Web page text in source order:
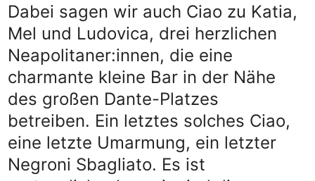
Dabei sagen wir auch Ciao zu Katia,
Mel und Ludovica, drei herzlichen
Neapolitaner:innen, die eine
charmante kleine Bar in der Nähe
des großen Dante-Platzes
betreiben. Ein letztes solches Ciao,
eine letzte Umarmung, ein letzter
Negroni Sbagliato. Es ist